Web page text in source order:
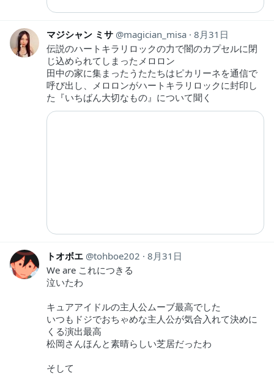
マジシャン ミサ magician_misa 8月31日
伝説のハートキラリロックの力で闇のカプセルに閉
じ込められてしまったメロロン
田中の家に集まったうたたちはピカリーネを通信で
呼び出し、メロロンがハートキラリロックに封印し
た『いちばん大切なもの』について聞く
トオボエ tohboe202
8月31日
We are これにつきる
泣いたわ
キュアアイドルの主人公ムーブ最高でした
いつもドジでおちゃめな主人公が気合入れて決めに
くる演出最高
松岡さんほんと素晴らしい芝居だったわ
そして